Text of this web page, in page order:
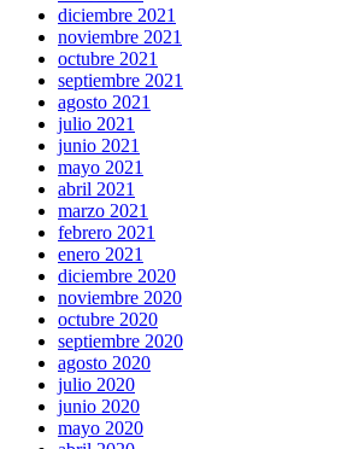
diciembre 2021
noviembre 2021
octubre 2021
septiembre 2021
agosto 2021
julio 2021
junio 2021
mayo 2021
abril 2021
marzo 2021
febrero 2021
enero 2021
diciembre 2020
noviembre 2020
octubre 2020
septiembre 2020
agosto 2020
julio 2020
junio 2020
mayo 2020